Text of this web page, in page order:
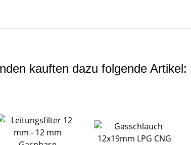
kauften dazu folgende Artikel: